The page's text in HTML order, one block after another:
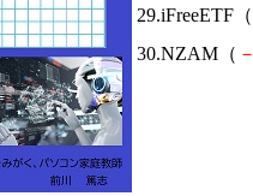
29.iFreeETF（
30.NZAM（ －